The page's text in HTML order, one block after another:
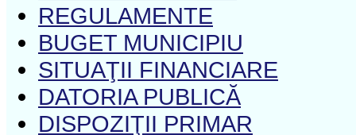
REGULAMENTE
BUGET MUNICIPIU
SITUAŢII FINANCIARE
DATORIA PUBLICĂ
DISPOZIŢII PRIMAR